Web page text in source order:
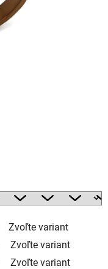
Zvoľte variant
Zvoľte variant
Zvoľte variant